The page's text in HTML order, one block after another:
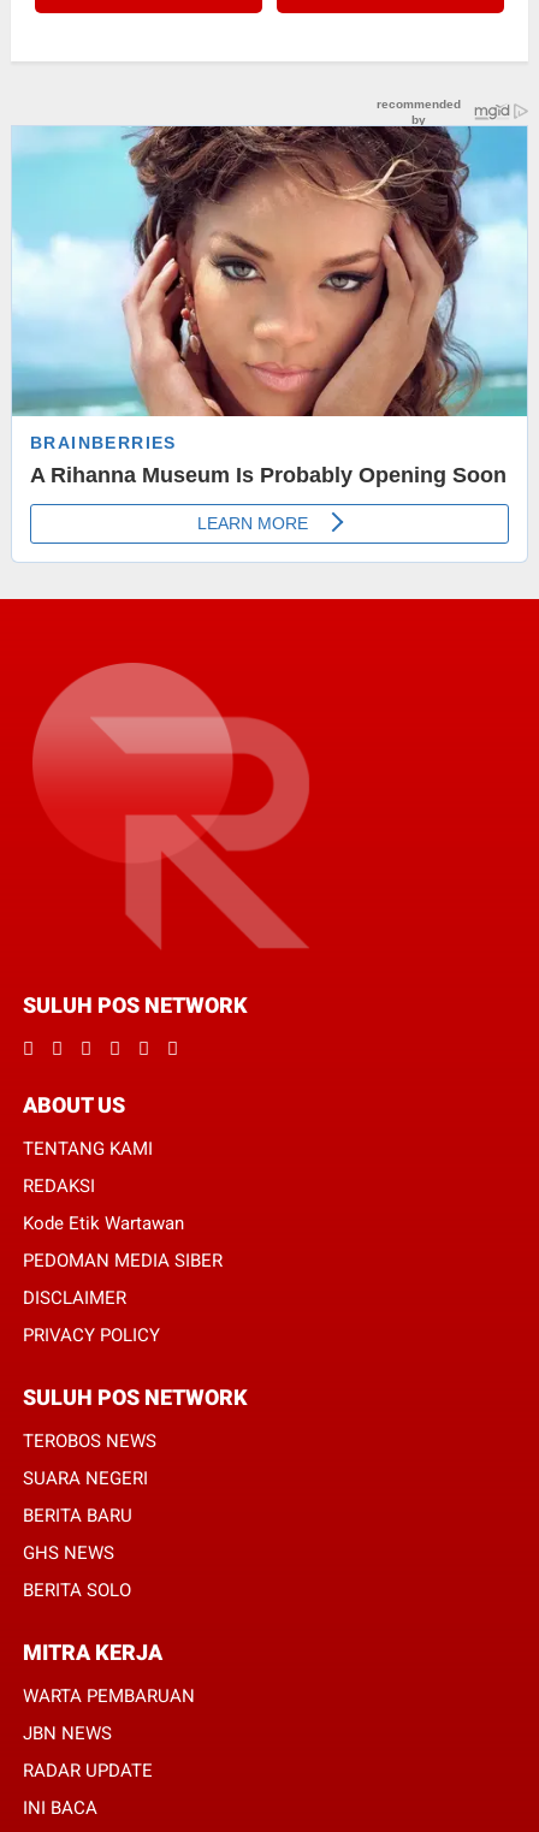
SULUH POS NETWORK
ABOUT US
TENTANG KAMI
REDAKSI
Kode Etik Wartawan
PEDOMAN MEDIA SIBER
DISCLAIMER
PRIVACY POLICY
SULUH POS NETWORK
TEROBOS NEWS
SUARA NEGERI
BERITA BARU
GHS NEWS
BERITA SOLO
MITRA KERJA
WARTA PEMBARUAN
JBN NEWS
RADAR UPDATE
INI BACA